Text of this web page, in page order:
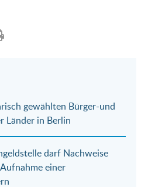
gewählten Bürger-und
Länder in Berlin
darf Nachweise
einer